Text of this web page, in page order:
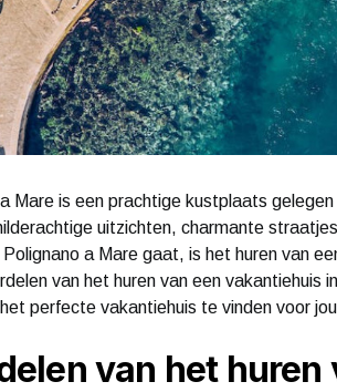
a Mare is een prachtige kustplaats
uitzichten, charmante
Polignano a Mare gaat, is het huren van
van het huren van een vakantiehuis
perfecte vakantiehuis te vinden voor
van het